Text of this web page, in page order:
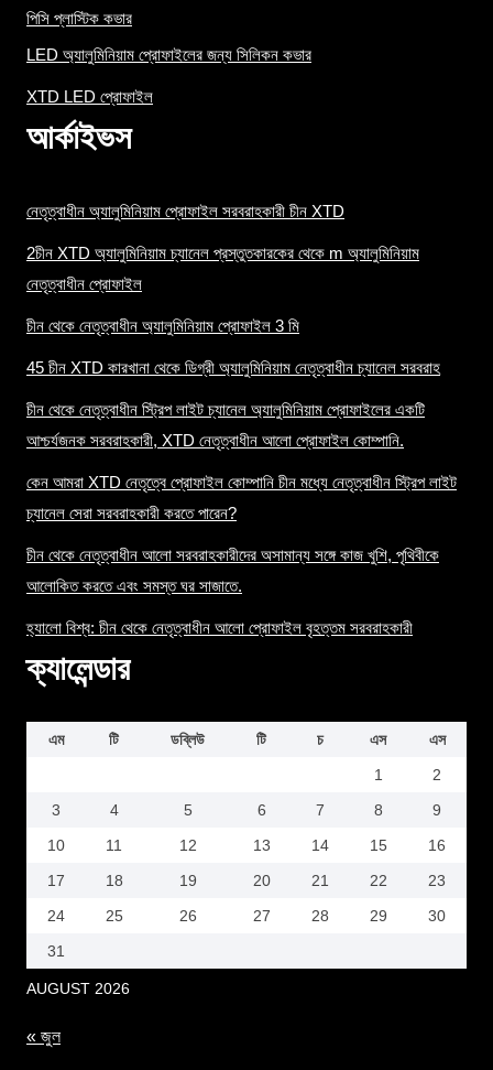
পিসি প্লাস্টিক কভার
LED অ্যালুমিনিয়াম প্রোফাইলের জন্য সিলিকন কভার
XTD LED প্রোফাইল
আর্কাইভস
নেতৃত্বাধীন অ্যালুমিনিয়াম প্রোফাইল সরবরাহকারী চীন XTD
2চীন XTD অ্যালুমিনিয়াম চ্যানেল প্রস্তুতকারকের থেকে m অ্যালুমিনিয়াম
নেতৃত্বাধীন প্রোফাইল
চীন থেকে নেতৃত্বাধীন অ্যালুমিনিয়াম প্রোফাইল 3 মি
45 চীন XTD কারখানা থেকে ডিগ্রী অ্যালুমিনিয়াম নেতৃত্বাধীন চ্যানেল সরবরাহ
চীন থেকে নেতৃত্বাধীন স্ট্রিপ লাইট চ্যানেল অ্যালুমিনিয়াম প্রোফাইলের একটি
আশ্চর্যজনক সরবরাহকারী, XTD নেতৃত্বাধীন আলো প্রোফাইল কোম্পানি.
কেন আমরা XTD নেতৃত্বে প্রোফাইল কোম্পানি চীন মধ্যে নেতৃত্বাধীন স্ট্রিপ লাইট
চ্যানেল সেরা সরবরাহকারী করতে পারেন?
চীন থেকে নেতৃত্বাধীন আলো সরবরাহকারীদের অসামান্য সঙ্গে কাজ খুশি, পৃথিবীকে
আলোকিত করতে এবং সমস্ত ঘর সাজাতে.
হ্যালো বিশ্ব: চীন থেকে নেতৃত্বাধীন আলো প্রোফাইল বৃহত্তম সরবরাহকারী
ক্যালেন্ডার
AUGUST 2026
এম টি ডব্লিউ টি চ এস
এস
1
2
3
4 5 6 7 8
9
10
11 12 13 14 15
16
17
18 19 20 21 22
23
24
25 26 27 28 29
30
31
« জুল